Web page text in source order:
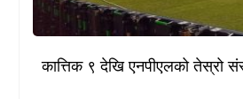
कात्तिक ९ देखि एनपीएलको तेस्रो